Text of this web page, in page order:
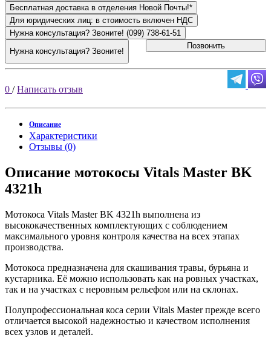
Бесплатная доставка в отделения Новой Почты!*
Для юридических лиц: в стоимость включен НДС
Нужна консультация? Звоните! (099) 738-61-51
Нужна консультация? Звоните!
Позвонить
0 /Написать отзыв
Описание
Характеристики
Отзывы (0)
Описание мотокосы Vitals Master BK
4321h
Мотокоса Vitals Master BK 4321h выполнена из
высококачественных комплектующих с соблюдением
максимального уровня контроля качества на всех этапах
производства.
Мотокоса предназначена для скашивания травы, бурьяна и
кустарника. Её можно использовать как на ровных участках,
так и на участках с неровным рельефом или на склонах.
Полупрофессиональная коса серии Vitals Master прежде всего
отличается высокой надежностью и качеством исполнения
всех узлов и деталей.